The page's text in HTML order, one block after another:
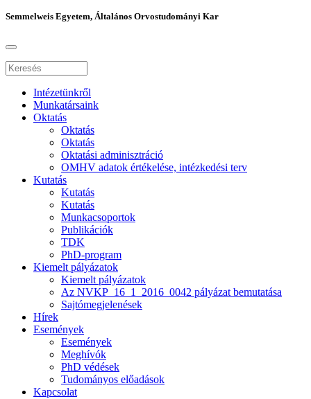
Semmelweis Egyetem, Általános Orvostudományi Kar
Intézetünkről
Munkatársaink
Oktatás
Oktatás
Oktatás
Oktatási adminisztráció
OMHV adatok értékelése, intézkedési terv
Kutatás
Kutatás
Kutatás
Munkacsoportok
Publikációk
TDK
PhD-program
Kiemelt pályázatok
Kiemelt pályázatok
Az NVKP_16_1_2016_0042 pályázat bemutatása
Sajtómegjelenések
Hírek
Események
Események
Meghívók
PhD védések
Tudományos előadások
Kapcsolat